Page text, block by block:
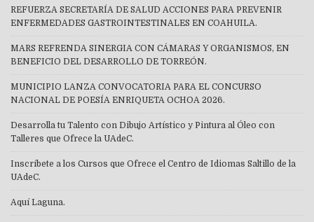
REFUERZA SECRETARÍA DE SALUD ACCIONES PARA PREVENIR
ENFERMEDADES GASTROINTESTINALES EN COAHUILA.
MARS REFRENDA SINERGIA CON CÁMARAS Y ORGANISMOS, EN
BENEFICIO DEL DESARROLLO DE TORREÓN.
MUNICIPIO LANZA CONVOCATORIA PARA EL CONCURSO
NACIONAL DE POESÍA ENRIQUETA OCHOA 2026.
Desarrolla tu Talento con Dibujo Artístico y Pintura al Óleo con
Talleres que Ofrece la UAdeC.
Inscríbete a los Cursos que Ofrece el Centro de Idiomas Saltillo de la
UAdeC.
Aquí Laguna.